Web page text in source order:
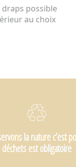
possible
au choix
la nature c’est
déchets est obligatoire